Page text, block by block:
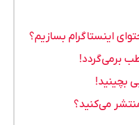
اینستاگرام بسازیم؟
برمی‌گردد!
بچینید!
می‌کنید؟